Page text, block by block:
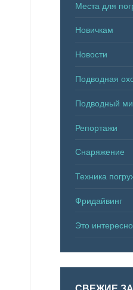
Места для
Новичкам
Новости
Подводная
Подводный
Репортажи
Снаряжение
Техника
Фридайвинг
Это интересно